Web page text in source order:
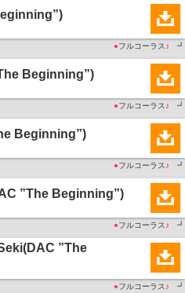
●フルコーラス ♪ ┛
Beginning”)
●フルコーラス ♪ ┛
Beginning”)
●フルコーラス ♪ ┛
”The Beginning”)
●フルコーラス ♪ ┛
”The
●フルコーラス ♪ ┛